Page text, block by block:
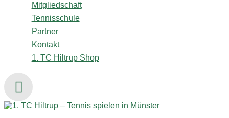
Mitgliedschaft
Tennisschule
Partner
Kontakt
1. TC Hiltrup Shop